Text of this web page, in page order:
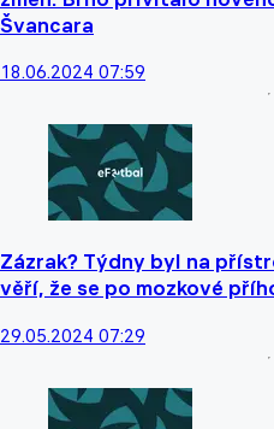
Švancara
18.06.2024 07:59
Zázrak? Týdny byl na
věří, že se po mozkové
29.05.2024 07:29